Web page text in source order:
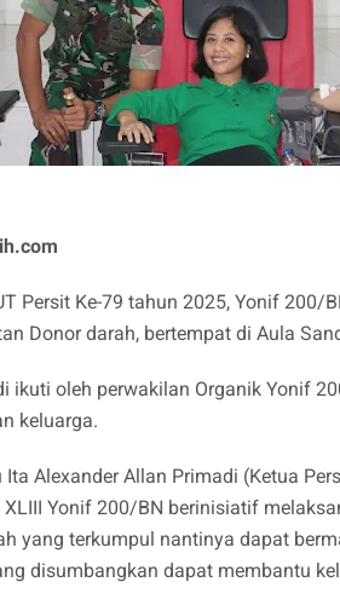
Persit Ke-79 tahun 2025, Yonif 200/
Donor darah, bertempat di Aula
ikuti oleh perwakilan Organik Yonif
keluarga.
Alexander Allan Primadi (Ketua
Yonif 200/BN berinisiatif
yang terkumpul nantinya dapat
disumbangkan dapat membantu